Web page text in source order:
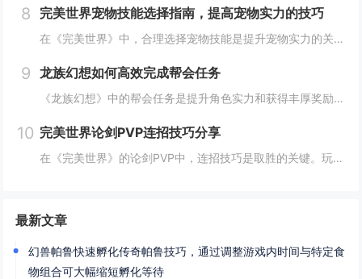
8 完美世界宠物技能选择指南，提高宠物实力的技巧
在《完美世界》中，合理选择宠物技能是提升宠物实力的关键。优先考虑增强宠物基础属性的技能，如攻击、防御和生命值。根据宠物类型和定位，选择合适的主动或被动技能，如控制、辅助或输出技能。利用宠物技能书升级技能等级，以及通过宠物合成功能优化技能组合...
9 龙族幻想如何高效完成帮会任务
《龙族幻想》中的帮会任务是提升角色实力和获得丰厚奖励的重要途径。要高效完成帮会任务，首先需要合理安排时间，选择高效率的任务组合，如组队完成副本或集体参与帮会活动。利用好帮会资源，如经验药水、加速道具等，可以显著提高任务完成速度。积极与帮会成...
10 完美世界论剑PVP连招技巧分享
在《完美世界》的论剑PVP中，连招技巧是取胜的关键。玩家需熟练掌握角色技能的释放顺序与时机，利用控制技能打断对手的攻击节奏，同时保持自身技能的连贯性。合理利用地形和位移技能，可以有效躲避敌方攻击，创造反击机会。了解并针对不同职业的特点制定策...
最新文章
幻兽帕鲁快速孵化传奇帕鲁技巧，通过调整游戏内时间与特定食
物组合可大幅缩短孵化等待